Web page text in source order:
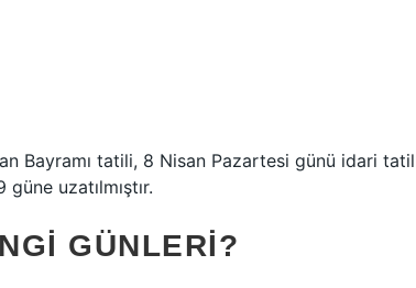
Bayramı tatili, 8 Nisan Pazartesi günü idari tatil
uzatılmıştır.
GÜNLERI?